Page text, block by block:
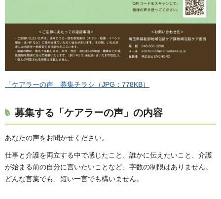
「ケアラーの声」募集チラシ（JPG：778KB）
募集する「ケアラーの声」の内容
あなたの声をお聞かせください。
仕事と介護を両立する中で感じたこと、誰かに伝えたいこと、介護
が始まる前の自分に言いたいことなど、字数の制限はありません。
どんな言葉でも、短い一言でも構いません。